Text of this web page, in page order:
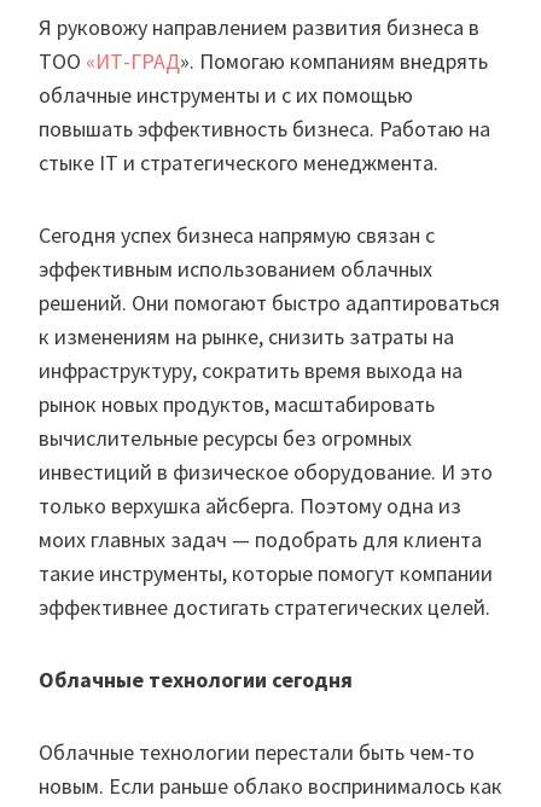
Я руковожу направлением развития бизнеса в
ТОО «ИТ-ГРАД». Помогаю компаниям внедрять
облачные инструменты и с их помощью
повышать эффективность бизнеса. Работаю на
стыке IT и стратегического менеджмента.
Сегодня успех бизнеса напрямую связан с
эффективным использованием облачных
решений. Они помогают быстро адаптироваться
к изменениям на рынке, снизить затраты на
инфраструктуру, сократить время выхода на
рынок новых продуктов, масштабировать
вычислительные ресурсы без огромных
инвестиций в физическое оборудование. И это
только верхушка айсберга. Поэтому одна из
моих главных задач — подобрать для клиента
такие инструменты, которые помогут компании
эффективнее достигать стратегических целей.
Облачные технологии сегодня
Облачные технологии перестали быть чем-то
новым. Если раньше облако воспринималось как